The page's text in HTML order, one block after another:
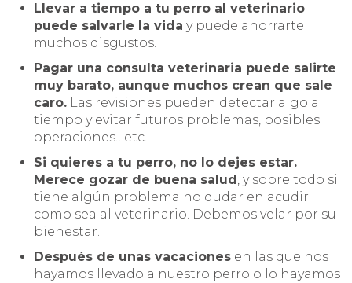
Llevar a tiempo a tu perro al veterinario
puede salvarle la vida y puede ahorrarte
muchos disgustos.
Pagar una consulta veterinaria puede salirte
muy barato, aunque muchos crean que sale
caro. Las revisiones pueden detectar algo a
tiempo y evitar futuros problemas, posibles
operaciones…etc.
Si quieres a tu perro, no lo dejes estar.
Merece gozar de buena salud, y sobre todo si
tiene algún problema no dudar en acudir
como sea al veterinario. Debemos velar por su
bienestar.
Después de unas vacaciones en las que nos
hayamos llevado a nuestro perro o lo hayamos